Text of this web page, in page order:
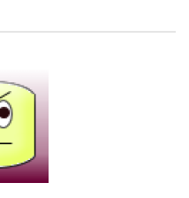
+ || SAMEDI 15